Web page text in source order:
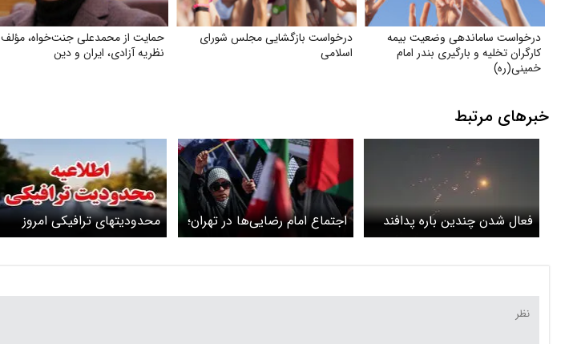
درخواست ساماندهی وضعیت بیمه
کارگران تخلیه و بارگیری بندر امام
خمینی‌(ره)
درخواست بازگشایی مجلس شورای
اسلامی
حمایت از محمدعلی جنت‌خواه، مؤلف
نظریه آزادی، ایران و دین
خبرهای مرتبط
فعال شدن چندین باره پدافند
در تهران؛ منشا صدا هنوز
اجتماع امام رضایی‌ها در تهران؛
تجدید بیعت مردم با رهبر
محدودیتهای ترافیکی امروز
تهران اعلام شد / محدودیتهای
سه مرحله اجرا می‌شود